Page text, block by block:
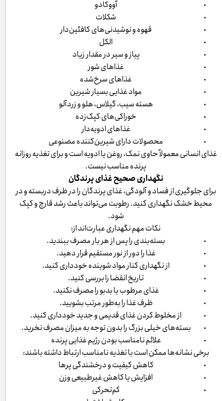
آووکادو
شکلات
قهوه و نوشیدنی‌های کافئین‌دار
الکل
پیاز و سیر در مقدار زیاد
غذاهای شور
غذاهای سرخ‌شده
مواد غذایی بسیار شیرین
هسته سیب، گیلاس، هلو و زردآلو
خوراکی‌های کپک‌زده
غذاهای ادویه‌دار
محصولات دارای شیرین‌کننده مصنوعی
غذای انسانی معمولاً حاوی نمک، روغن یا ادویه است و برای تغذیه روزانه
پرنده مناسب نیست.
نگهداری صحیح غذای پرندگان
برای جلوگیری از فساد و آلودگی، غذای پرندگان را در ظرف دربسته و در
محیط خشک نگهداری کنید. رطوبت می‌تواند باعث رشد قارچ و کپک
شود.
نکات مهم نگهداری عبارت‌اند از:
بسته‌بندی را پس از هر بار مصرف ببندید.
غذا را دور از نور مستقیم قرار دهید.
از نگهداری کنار مواد شوینده خودداری کنید.
تاریخ انقضا را بررسی کنید.
غذای مرطوب یا بدبو را مصرف نکنید.
ظرف غذا را به‌طور مرتب بشویید.
از مخلوط کردن غذای قدیمی و جدید خودداری کنید.
بسته‌های خیلی بزرگ را بدون توجه به میزان مصرف نخرید.
علائم نامناسب بودن رژیم غذایی پرنده
برخی نشانه‌ها ممکن است با تغذیه نامناسب ارتباط داشته باشند:
کاهش کیفیت و درخشندگی پرها
افزایش یا کاهش غیرطبیعی وزن
کم‌تحرکی